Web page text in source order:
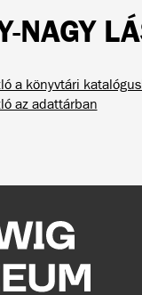
NAGY
a könyvtári
az adattárban